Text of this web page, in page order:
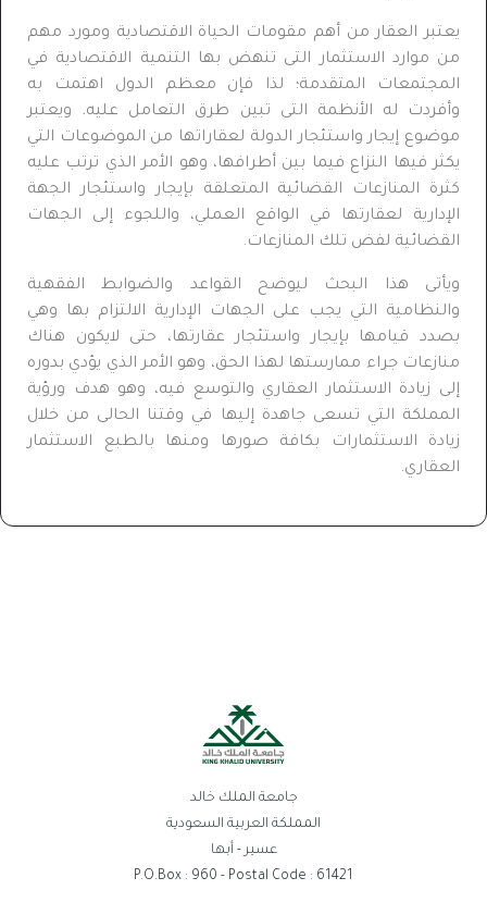
يعتبر العقار من أهم مقومات الحياة الاقتصادية ومورد مهم
من موارد الاستثمار التى تنهض بها التنمية الاقتصادية في
المجتمعات المتقدمة؛ لذا فإن معظم الدول اهتمت به
وأفردت له الأنظمة التى تبين طرق التعامل عليه.
ويعتبر
موضوع إيجار واستئجار الدولة لعقاراتها من الموضوعات التي
يكثر فيها النزاع فيما بين أطرافها، وهو الأمر الذي ترتب عليه
كثرة المنازعات القضائية المتعلقة بإيجار واستئجار الجهة
الإدارية لعقارتها في الواقع العملي، واللجوء إلى الجهات
القضائية لفض تلك المنازعات.
ويأتى هذا البحث ليوضح القواعد والضوابط الفقهية
والنظامية التي يجب على الجهات الإدارية الالتزام بها وهي
بصدد قيامها بإيجار واستئجار عقارتها، حتى لايكون هناك
منازعات جراء ممارستها لهذا الحق، وهو الأمر الذي يؤدي بدوره
إلى زيادة الاستثمار العقاري والتوسع فيه، وهو هدف ورؤية
المملكة التي تسعى جاهدة إليها في وقتنا الحالى من خلال
زيادة الاستثمارات بكافة صورها ومنها بالطبع الاستثمار
العقاري.
جامعة الملك خالد
المملكة العربية السعودية
عسير - أبها
P.O.Box : 960 - Postal Code : 61421